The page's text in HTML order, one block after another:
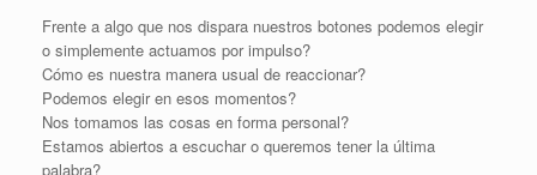
Frente a algo que nos dispara nuestros botones podemos elegir
o simplemente actuamos por impulso?
Cómo es nuestra manera usual de reaccionar?
Podemos elegir en esos momentos?
Nos tomamos las cosas en forma personal?
Estamos abiertos a escuchar o queremos tener la última
palabra?